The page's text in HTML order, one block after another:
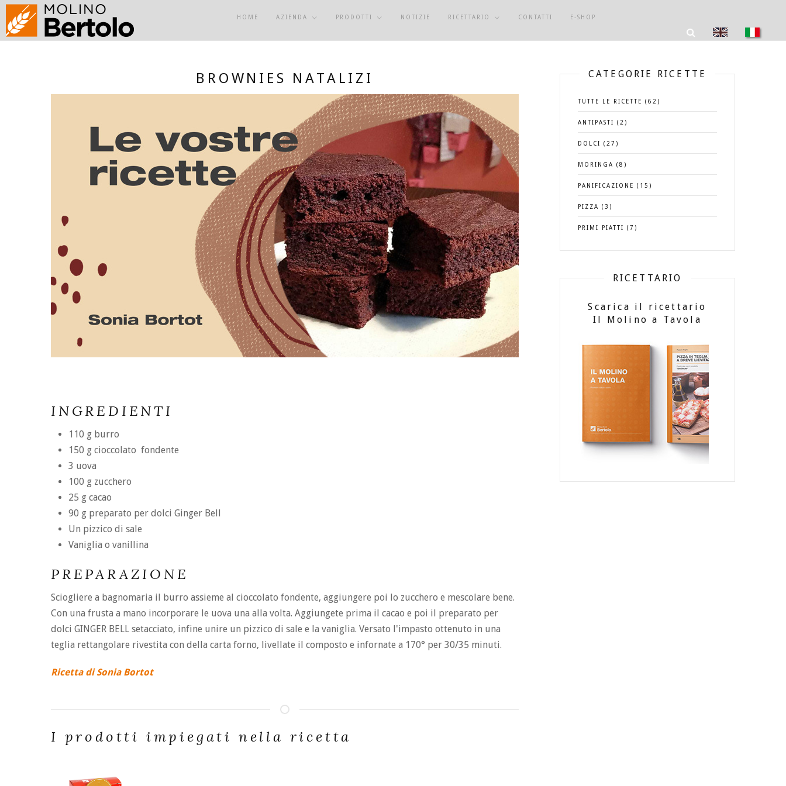
HOME AZIENDA PRODOTTI NOTIZIE RICETTARIO CONTATTI E-SHOP
BROWNIES NATALIZI
INGREDIENTI
110 g burro
150 g cioccolato fondente
3 uova
100 g zucchero
25 g cacao
90 g preparato per dolci Ginger Bell
Un pizzico di sale
Vaniglia o vanillina
PREPARAZIONE
Sciogliere a bagnomaria il burro assieme al cioccolato fondente, aggiungere poi lo zucchero e mescolare bene.
Con una frusta a mano incorporare le uova una alla volta. Aggiungete prima il cacao e poi il preparato per
dolci GINGER BELL setacciato, infine unire un pizzico di sale e la vaniglia. Versato l'impasto ottenuto in una
teglia rettangolare rivestita con della carta forno, livellate il composto e infornate a 170° per 30/35 minuti.
Ricetta di Sonia Bortot
I prodotti impiegati nella ricetta
CATEGORIE RICETTE
TUTTE LE RICETTE (62)
ANTIPASTI (2)
DOLCI (27)
MORINGA (8)
PANIFICAZIONE (15)
PIZZA (3)
PRIMI PIATTI (7)
RICETTARIO
Scarica il ricettario
Il Molino a Tavola